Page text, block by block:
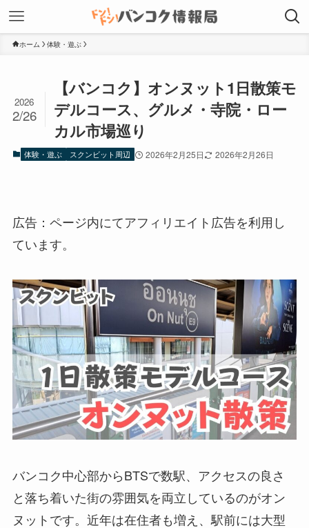
ホーム 体験・遊ぶ
【バンコク】オンヌット1日散策モ
デルコース、グルメ・寺院・ロー
カル市場巡り
2026
2/26
体験・遊ぶ スクンビット周辺 2026年2月25日 2026年2月26日
広告：ページ内にてアフィリエイト広告を利用し
ています。
バンコク中心部からBTSで数駅、アクセスの良さ
と落ち着いた街の雰囲気を両立しているのがオン
ヌットです。近年は在住者も増え、駅前には大型